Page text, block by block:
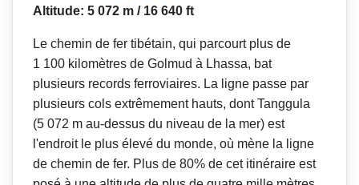
Altitude: 5 072 m / 16 640 ft
Le chemin de fer tibétain, qui parcourt plus de
1 100 kilomètres de Golmud à Lhassa, bat
plusieurs records ferroviaires. La ligne passe par
plusieurs cols extrêmement hauts, dont Tanggula
(5 072 m au-dessus du niveau de la mer) est
l'endroit le plus élevé du monde, où mène la ligne
de chemin de fer. Plus de 80% de cet itinéraire est